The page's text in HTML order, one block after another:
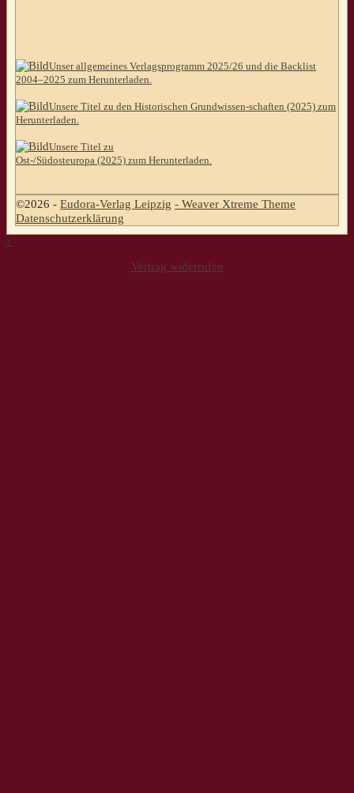
Unser allgemeines Verlagsprogramm 2025/26 und die Backlist
2004–2025 zum Herunterladen.
Unsere Titel zu den Historischen Grundwissen-schaften (2025) zum
Herunterladen.
Unsere Titel zu
Ost-/Südosteuropa (2025) zum Herunterladen.
©2026 - Eudora-Verlag Leipzig - Weaver Xtreme Theme
Datenschutzerklärung
↑
Vertrag widerrufen